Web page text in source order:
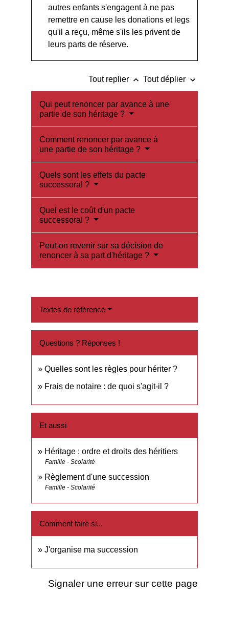
autres enfants s'engagent à ne pas
remettre en cause les donations et legs
qu'il a reçu, même s'ils les privent de
leurs parts de réserve.
Tout replier keyboard_arrow_up Tout déplier keyboard_arrow_down
Qui peut renoncer par avance à une
partie de son héritage ?
Comment renoncer par avance à
une partie de son héritage ?
Quels sont les effets du pacte
successoral ?
Quel est le coût d'un pacte
successoral ?
Peut-on revenir sur sa décision de
renoncer à sa part d'héritage ?
Textes de référence
Questions ? Réponses !
Quelles sont les règles pour hériter ?
Frais de notaire : de quoi s'agit-il ?
Et aussi
Héritage : ordre et droits des héritiers
Famille - Scolarité
Règlement d'une succession
Famille - Scolarité
Comment faire si...
J'organise ma succession
Signaler une erreur sur cette page